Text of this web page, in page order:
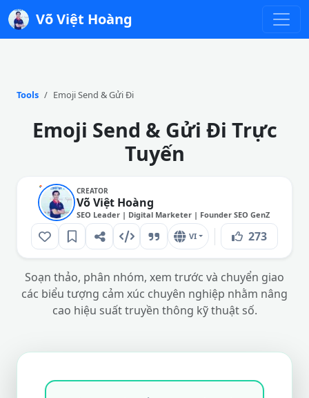
Võ Việt Hoàng
Tools Emoji Send & Gửi Đi
Emoji Send & Gửi Đi Trực
Tuyến
CREATOR
Võ Việt Hoàng
SEO Leader | Digital Marketer | Founder SEO GenZ
VI 273
Soạn thảo, phân nhóm, xem trước và chuyển giao
các biểu tượng cảm xúc chuyên nghiệp nhằm nâng
cao hiệu suất truyền thông kỹ thuật số.